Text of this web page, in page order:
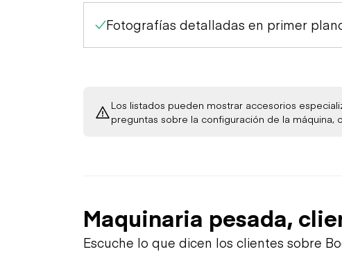
Fotografías detalladas en primer
Los listados pueden mostrar accesorios
preguntas sobre la configuración de la máquina,
Maquinaria pesada,
Escuche lo que dicen los clientes sobre